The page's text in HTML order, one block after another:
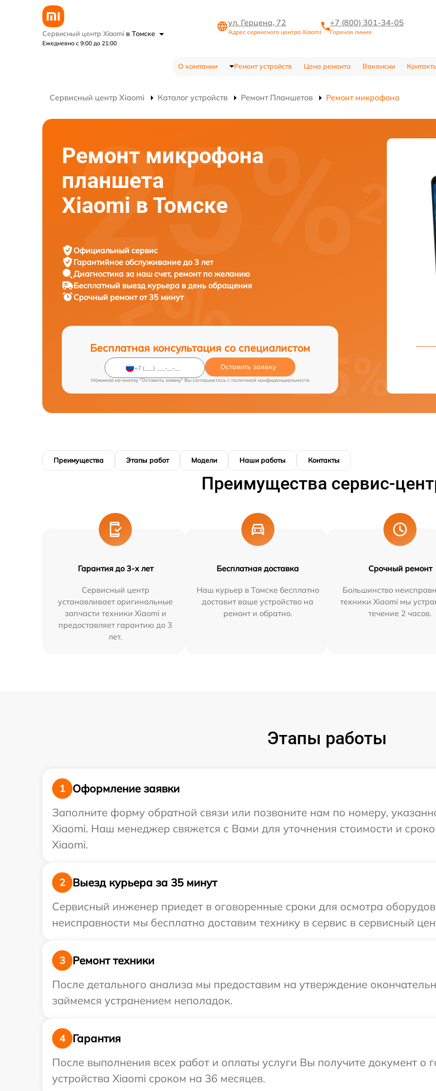
Сервисный центр Xiaomi в Томске
Ежедневно с 9:00 до 21:00
ул. Герцена, 72
Адрес сервисного центра Xiaomi
+7 (800) 301-34-05
Горячая линия
О компании Ремонт устройств Цена ремонта Вакансии
Сервисный центр Xiaomi Каталог устройств Ремонт Планшетов Ремонт микрофона
Ремонт микрофона
планшета
Xiaomi в Томске
Официальный сервис
Гарантийное обслуживание до 3 лет
Диагностика за наш счет, ремонт по желанию
Бесплатный выезд курьера в день обращения
Срочный ремонтот 35 минут
Бесплатная консультация со специалистом
Оставить заявку
Нажимая на кнопку "Оставить заявку" Вы соглашаетесь c политикой конфиденциальности
Преимущества Этапы работ Модели Наши работы Контакты
Преимущества сервис-
Гарантия до 3-х лет
Сервисный центр
устанавливает оригинальные
запчасти техники Xiaomi и
предоставляет гарантию до 3
лет.
Бесплатная доставка
Наш курьер в Томске бесплатно
доставит ваше устройство на
ремонт и обратно.
Срочный ремонт
Большинство
техники Xiaomi мы
течение 2 часов.
Этапы работы
1
Оформление заявки
Заполните форму обратной связи или позвоните нам по номеру,
Xiaomi. Наш менеджер свяжется с Вами для уточнения стоимости и
Xiaomi.
2
Выезд курьера за 35 минут
Сервисный инженер приедет в оговоренные сроки для осмотра
неисправности мы бесплатно доставим технику в сервис в сервисный
3
Ремонт техники
После детального анализа мы предоставим на утверждение
займемся устранением неполадок.
4
Гарантия
После выполнения всех работ и оплаты услуги Вы получите документ о
устройства Xiaomi сроком на 36 месяцев.